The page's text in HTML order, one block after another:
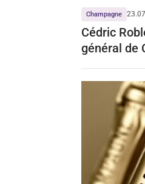
Champagne
Cédric
général de